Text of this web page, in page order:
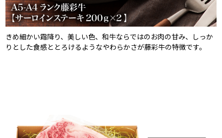
きめ細かい霜降り、美しい色、和牛ならではのお肉の甘み、しっか
りとした食感ととろけるようなやわらかさが藤彩牛の特徴です。